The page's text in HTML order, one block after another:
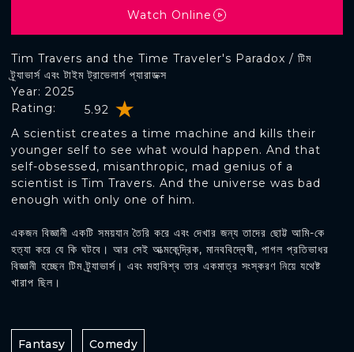
Tim Travers and the Time Traveler's Paradox / টিম
ট্র্যাভার্স এবং টাইম ট্রাভেলার্স প্যারাডক্স
Rating: 5.92
Year: 2025
A scientist creates a time machine and kills their
younger self to see what would happen. And that
self-obsessed, misanthropic, mad genius of a
scientist is Tim Travers. And the universe was bad
enough with only one of him.
একজন বিজ্ঞানী একটি সময়যান তৈরি করে এবং দেখার জন্য তাদের ছোট্ট আমি-কে
হত্যা করে যে কি ঘটবে। আর সেই আত্মকেন্দ্রিক, মানববিদ্বেষী, পাগল প্রতিভাধর
বিজ্ঞানী হচ্ছেন টিম ট্র্যাভার্স। এবং মহাবিশ্ব তার একমাত্র সংস্করণ নিয়ে যথেষ্ট
খারাপ ছিল।
Watch Online
Fantasy Comedy